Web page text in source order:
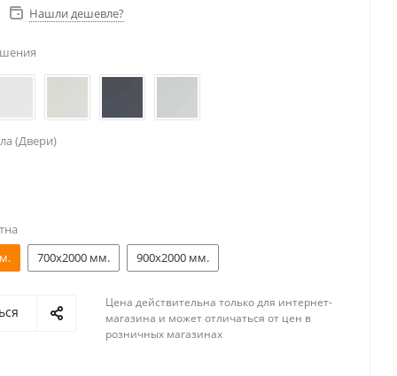
Нашли дешевле?
(Двери)
700x2000 мм. 900x2000 мм.
Цена действительна только для интернет-
магазина и может отличаться от цен в
розничных магазинах